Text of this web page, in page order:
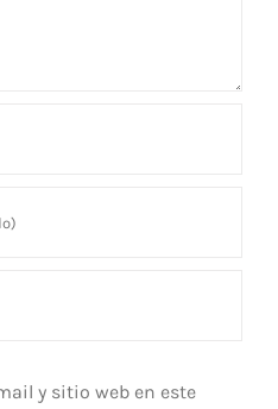
y sitio web en este